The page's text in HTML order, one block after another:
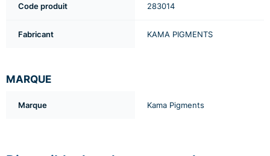
Code produit 283014
Fabricant KAMA PIGMENTS
MARQUE
Marque Kama Pigments